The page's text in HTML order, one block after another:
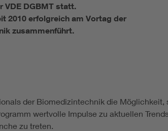
VDE DGBMT statt.
2010 erfolgreich am Vortag der
zusammenführt.
der Biomedizintechnik die
wertvolle Impulse zu aktuellen
zu treten.